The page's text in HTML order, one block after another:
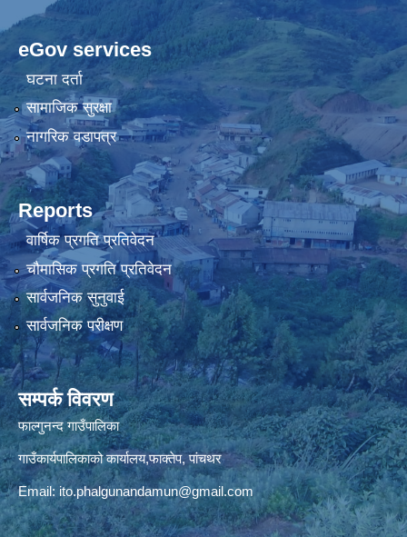
eGov services
घटना दर्ता
सामाजिक सुरक्षा
नागरिक वडापत्र
Reports
वार्षिक प्रगति प्रतिवेदन
चौमासिक प्रगति प्रतिवेदन
सार्वजनिक सुनुवाई
सार्वजनिक परीक्षण
सम्पर्क विवरण
फाल्गुनन्द गाउँपालिका
गाउँकार्यपालिकाको कार्यालय,फाक्तेप, पांचथर
Email: ito.phalgunandamun@gmail.com